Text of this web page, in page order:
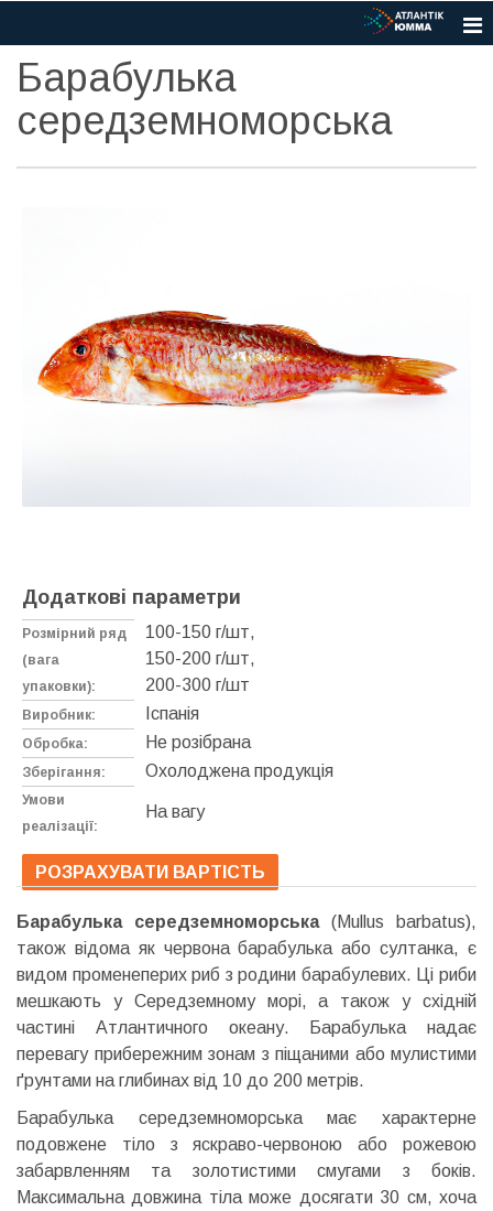
Барабулька
середземноморська
Додаткові параметри
Розмірний ряд
(вага
упаковки):
100-150 г/шт,
150-200 г/шт,
200-300 г/шт
Виробник: Іспанія
Обробка: Не розібрана
Зберігання: Охолоджена продукція
Умови
реалізації:
На вагу
РОЗРАХУВАТИ ВАРТІСТЬ
Барабулька середземноморська(Mullus barbatus),
також відома як червона барабулька або султанка, є
видом променеперих риб з родини барабулевих. Ці риби
мешкають у Середземному морі, а також у східній
частині Атлантичного океану. Барабулька надає
перевагу прибережним зонам з піщаними або мулистими
ґрунтами на глибинах від 10 до 200 метрів.
Барабулька середземноморська має характерне
подовжене тіло з яскраво-червоною або рожевою
забарвленням та золотистими смугами з боків.
Максимальна довжина тіла може досягати 30 см, хоча